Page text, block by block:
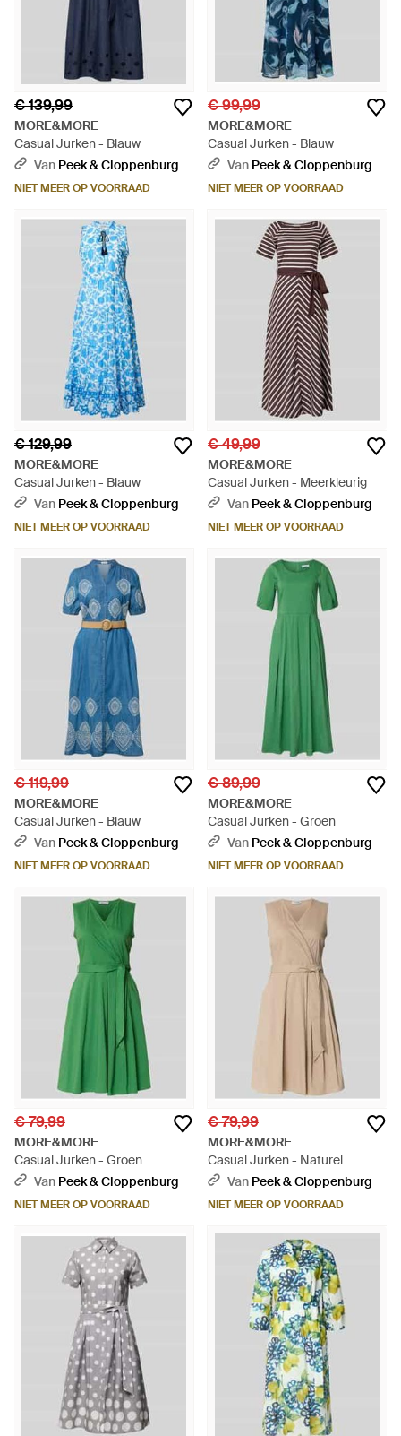
€ 139,99
MORE&MORE
Casual Jurken - Blauw
Van Peek & Cloppenburg
NIET MEER OP VOORRAAD
€ 99,99
MORE&MORE
Casual Jurken - Blauw
Van Peek & Cloppenburg
NIET MEER OP VOORRAAD
€ 129,99
MORE&MORE
Casual Jurken - Blauw
Van Peek & Cloppenburg
NIET MEER OP VOORRAAD
€ 49,99
MORE&MORE
Casual Jurken - Meerkleurig
Van Peek & Cloppenburg
NIET MEER OP VOORRAAD
€ 119,99
MORE&MORE
Casual Jurken - Blauw
Van Peek & Cloppenburg
NIET MEER OP VOORRAAD
€ 89,99
MORE&MORE
Casual Jurken - Groen
Van Peek & Cloppenburg
NIET MEER OP VOORRAAD
€ 79,99
MORE&MORE
Casual Jurken - Groen
Van Peek & Cloppenburg
NIET MEER OP VOORRAAD
€ 79,99
MORE&MORE
Casual Jurken - Naturel
Van Peek & Cloppenburg
NIET MEER OP VOORRAAD